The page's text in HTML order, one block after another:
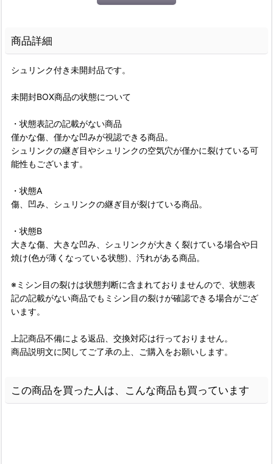
商品詳細
シュリンク付き未開封品です。
未開封BOX商品の状態について
・状態表記の記載がない商品
僅かな傷、僅かな凹みが視認できる商品。
シュリンクの継ぎ目やシュリンクの空気穴が僅かに裂けている可
能性もございます。
・状態A
傷、凹み、シュリンクの継ぎ目が裂けている商品。
・状態B
大きな傷、大きな凹み、シュリンクが大きく裂けている場合や日
焼け(色が薄くなっている状態)、汚れがある商品。
※ミシン目の裂けは状態判断に含まれておりませんので、状態表
記の記載がない商品でもミシン目の裂けが確認できる場合がござ
います。
上記商品不備による返品、交換対応は行っておりません。
商品説明文に関してご了承の上、ご購入をお願いします。
この商品を買った人は、こんな商品も買っています